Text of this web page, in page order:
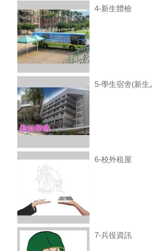
4-新生體檢
5-學生宿舍(新生
6-校外租屋
7-兵役資訊